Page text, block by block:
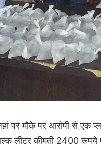
पर मौके पर आरोपी से एक
लीटर कीमती 2400